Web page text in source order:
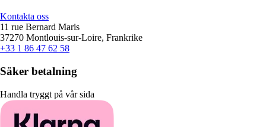
Kontakta oss
11 rue Bernard Maris
37270 Montlouis-sur-Loire, Frankrike
+33 1 86 47 62 58
Säker betalning
Handla tryggt på vår sida